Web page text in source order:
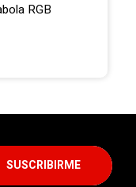
RGB
SUSCRIBIRME